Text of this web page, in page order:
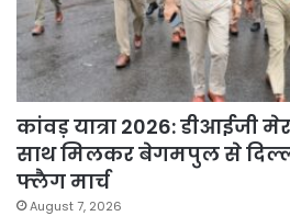
कांवड़ यात्रा 2026: डीआईजी
साथ मिलकर बेगमपुल से
फ्लैग मार्च
August 7, 2026